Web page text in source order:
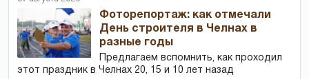
Фоторепортаж: как отмечали
День строителя в Челнах в
разные годы
Предлагаем вспомнить, как проходил
этот праздник в Челнах 20, 15 и 10 лет назад